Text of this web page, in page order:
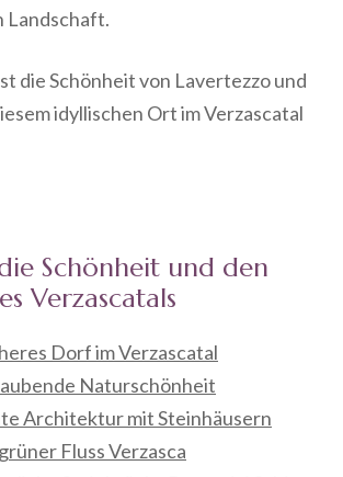
Landschaft.
die Schönheit von Lavertezzo und
idyllischen Ort im Verzascatal
Schönheit und den
Verzascatals
Dorf im Verzascatal
Naturschönheit
Architektur mit Steinhäusern
Fluss Verzasca